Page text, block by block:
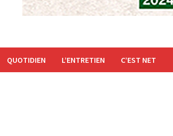
QUOTIDIEN L’ENTRETIEN C’EST NET